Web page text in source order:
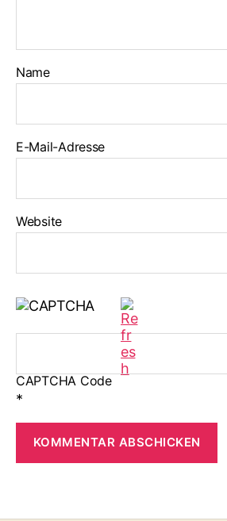
Name
E-Mail-Adresse
Website
CAPTCHA Code
*